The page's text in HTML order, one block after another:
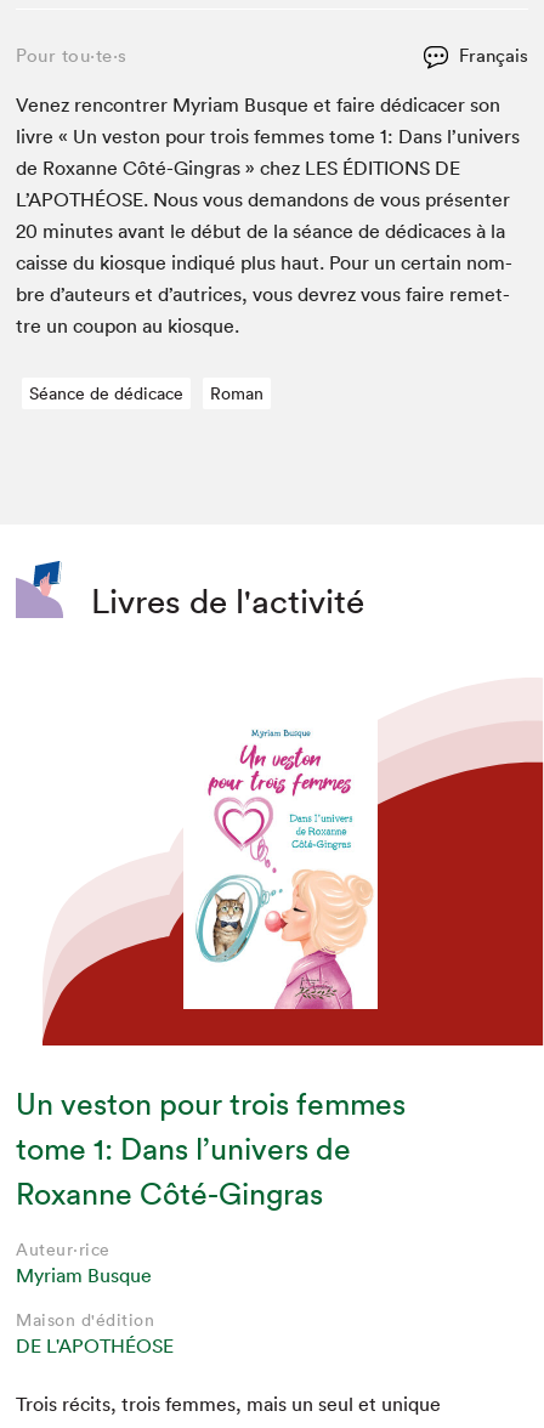
Pour tou⋅te⋅s Français
Venez ren­con­tr­er Myr­i­am Busque et faire dédi­cac­er son
livre « Un veston pour trois femmes tome1: Dans l’univers
de Rox­anne Côté-Gin­gras » chez LES ÉDI­TIONS DE
L’APOTHÉOSE. Nous vous deman­dons de vous présen­ter
20 min­utes avant le début de la séance de dédi­caces à la
caisse du kiosque indiqué plus haut. Pour un cer­tain nom­
bre d’auteurs et d’autrices, vous devrez vous faire remet­
tre un coupon au kiosque.
Séance de dédicace Roman
Livres de l'activité
Un veston pour trois femmes
tome 1: Dans l’univers de
Roxanne Côté-Gingras
Auteur·rice
Myriam Busque
Maison d'édition
DE L'APOTHÉOSE
Trois réc­its, trois femmes, mais un seul et unique